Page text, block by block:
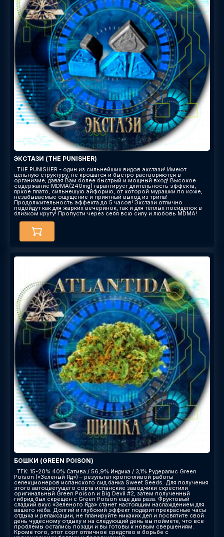
ЭКСТАЗИ (THE PUNISHER)
. THE PUNISHER - один из сильнейших видов экстази! Имеют
цельную структуру, не крошатся и быстро растворяются в
организме, давая Вам более быстрый и мощный вход! Высокое
содержание MDMA(240mg) гарантирует длительность эффекта,
яркое плато, сильнешую эйфорию, от которой мурашки по коже,
незабываемые ощущение и приятный выход из трипа!
Продолжительность эффекта до 5 часов! Экстази отлично
подойдут как для жарких вечеринок, так и для тёплых посиделок в
близком кругу! Пропусти через себя всю силу и любовь MDMA!
БОШКИ (GREEN POISON)
. ТГК: 15-20% 40% Сатива / 56,9% Индика / 3,1% Рудералис Green
Poison («Зеленый Яд») – результат кропотливой работы
селекционеров испанского сид банка Sweet Seeds. Для получения
этого автоцветущего сорта испанские заводчики скрестили
оригинальный Green Poison и Big Devil #2, затем полученный
гибрид был скрещен с Green Poison еще два раза. Фруктовый
сладкий вкус «Зеленого Яда» станет настоящим наслаждением для
вашего нёба. Долгий и глубокий эффект подарит прекрасные часы
отдыха и релаксации, не планируйте никаких дел и посвятите свой
день чудесному отдыху и на следующий день вы поймете, что все
проблемы остались позади и вы готовы к новым свершениям.
Кроме того, этот сорт отличное средство в борьбе с